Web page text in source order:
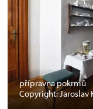
přípravna pokrmů
Copyright: Jaroslav